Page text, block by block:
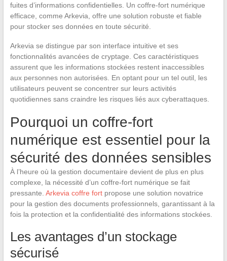
fuites d’informations confidentielles. Un coffre-fort numérique
efficace, comme Arkevia, offre une solution robuste et fiable
pour stocker ses données en toute sécurité.
Arkevia se distingue par son interface intuitive et ses
fonctionnalités avancées de cryptage. Ces caractéristiques
assurent que les informations stockées restent inaccessibles
aux personnes non autorisées. En optant pour un tel outil, les
utilisateurs peuvent se concentrer sur leurs activités
quotidiennes sans craindre les risques liés aux cyberattaques.
Pourquoi un coffre-fort
numérique est essentiel pour la
sécurité des données sensibles
À l’heure où la gestion documentaire devient de plus en plus
complexe, la nécessité d’un coffre-fort numérique se fait
pressante. Arkevia coffre fortpropose une solution novatrice
pour la gestion des documents professionnels, garantissant à la
fois la protection et la confidentialité des informations stockées.
Les avantages d’un stockage
sécurisé